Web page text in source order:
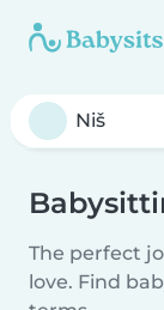
The perfect
love. Find